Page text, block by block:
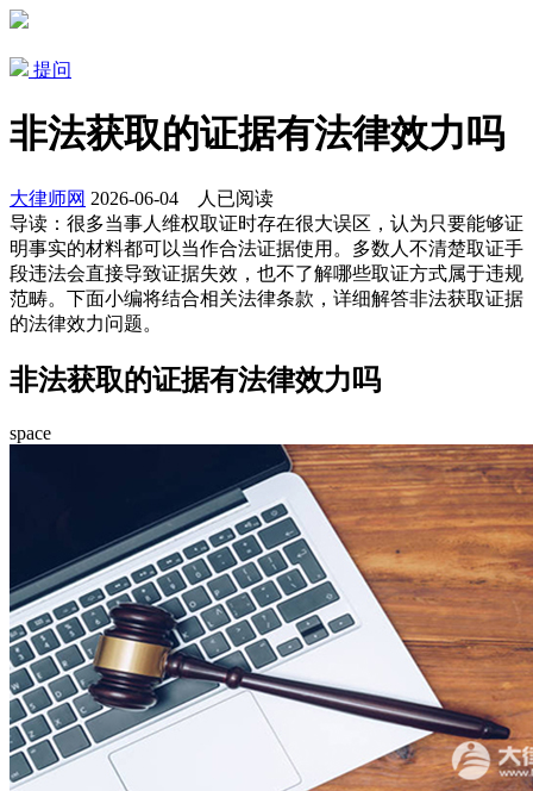
提问
非法获取的证据有法律效力吗
大律师网 2026-06-04
人已阅读
导读： 很多当事人维权取证时存在很大误区，认为只要能够证
明事实的材料都可以当作合法证据使用。多数人不清楚取证手
段违法会直接导致证据失效，也不了解哪些取证方式属于违规
范畴。下面小编将结合相关法律条款，详细解答非法获取证据
的法律效力问题。
非法获取的证据有法律效力吗
space